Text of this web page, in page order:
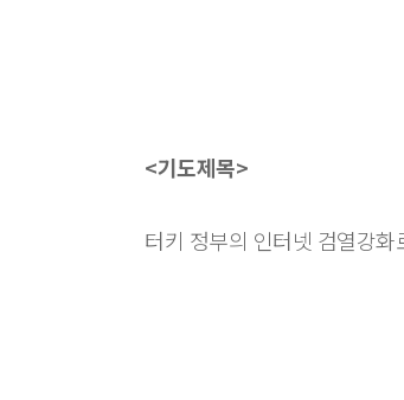
<기도제목>
터키 정부의 인터넷 검열강